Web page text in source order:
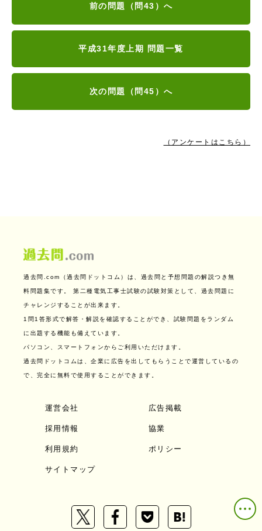
前の問題（問43）へ
平成31年度上期 問題一覧
次の問題（問45）へ
（アンケートはこちら）
過去問.com（過去問ドットコム）は、過去問と予想問題の解説つき無
料問題集です。 第二種電気工事士試験の試験対策として、過去問題に
チャレンジすることが出来ます。
1問1答形式で解答・解説を確認することができ、試験問題をランダム
に出題する機能も備えています。
パソコン、スマートフォンからご利用いただけます。
過去問ドットコムは、企業に広告を出してもらうことで運営しているの
で、完全に無料で使用することができます。
運営会社 広告掲載
採用情報 協業
利用規約 ポリシー
サイトマップ